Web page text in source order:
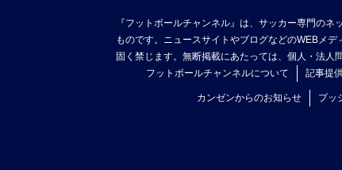
『フットボールチャンネル』は、サッカー専門の
ものです。ニュースサイトやブログなどのWEBメ
固く禁じます。無断掲載にあたっては、個人・法人
フットボールチャンネルについて
記事提
カンゼンからのお知らせ プッ